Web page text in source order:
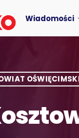
Wiadomości